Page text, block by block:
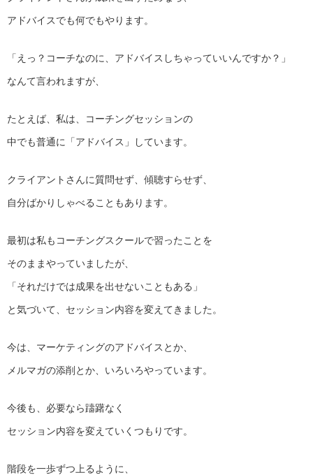
アドバイスでも何でもやります。
「えっ？コーチなのに、アドバイスしちゃっていいんですか？」
なんて言われますが、
たとえば、私は、コーチングセッションの
中でも普通に「アドバイス」しています。
クライアントさんに質問せず、傾聴すらせず、
自分ばかりしゃべることもあります。
最初は私もコーチングスクールで習ったことを
そのままやっていましたが、
「それだけでは成果を出せないこともある」
と気づいて、セッション内容を変えてきました。
今は、マーケティングのアドバイスとか、
メルマガの添削とか、いろいろやっています。
今後も、必要なら躊躇なく
セッション内容を変えていくつもりです。
階段を一歩ずつ上るように、